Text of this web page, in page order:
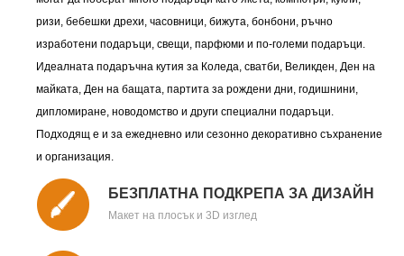
ризи, бебешки дрехи, часовници, бижута, бонбони, ръчно
изработени подаръци, свещи, парфюми и по-големи подаръци.
Идеалната подаръчна кутия за Коледа, сватби, Великден, Ден на
майката, Ден на бащата, партита за рождени дни, годишнини,
дипломиране, новодомство и други специални подаръци.
Подходящ е и за ежедневно или сезонно декоративно съхранение
и организация.
БЕЗПЛАТНА ПОДКРЕПА ЗА ДИЗАЙН
Макет на плосък и 3D изглед